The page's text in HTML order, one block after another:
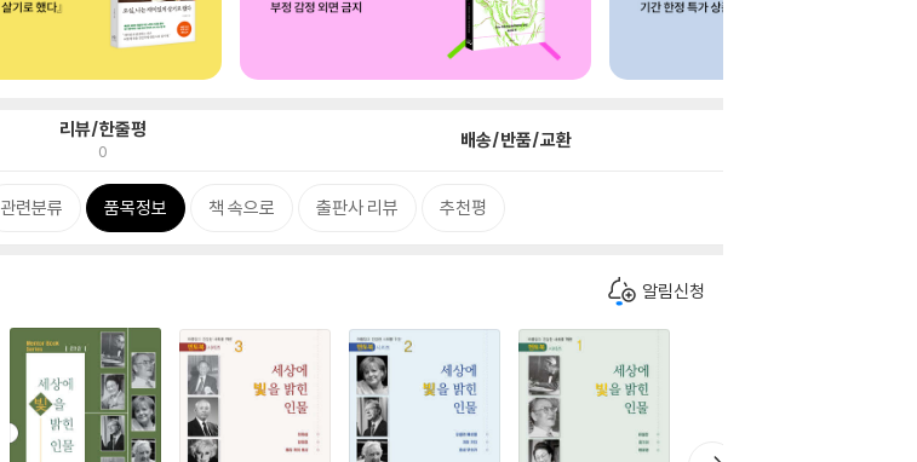
리뷰/한줄평
0 배송/반품/교환
관련분류 품목정보 책 속으로 출판사 리뷰 추천평
알림신청